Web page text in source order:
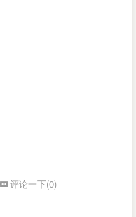
评论一下(0)